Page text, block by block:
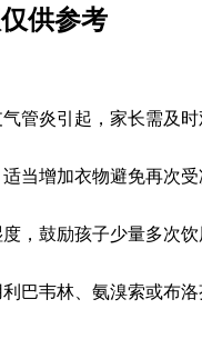
供参考
管炎引起，家长需及时
当增加衣物避免再次受
，鼓励孩子少量多次饮
巴韦林、氨溴索或布洛